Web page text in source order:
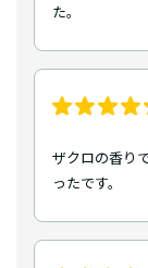
た。
ザクロの香り
ったです。